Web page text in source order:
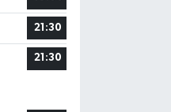
21:30
21:30